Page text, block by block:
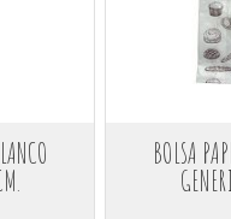
BOLSA